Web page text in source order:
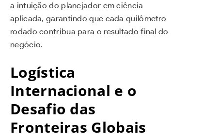
a intuição do planejador em ciência
aplicada, garantindo que cada quilômetro
rodado contribua para o resultado final do
negócio.
Logística
Internacional e o
Desafio das
Fronteiras Globais